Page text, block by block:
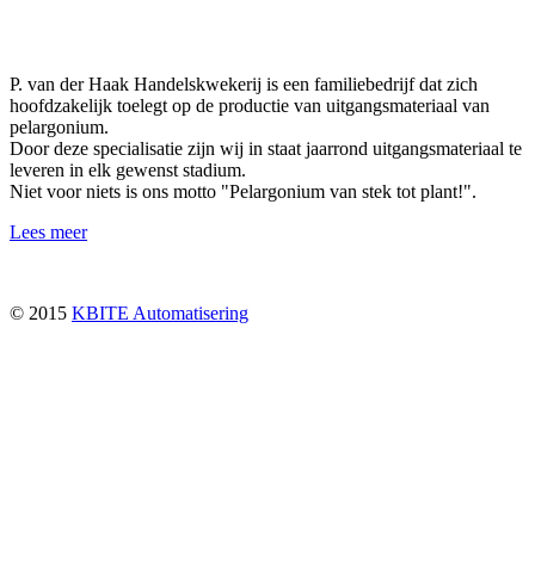
P. van der Haak Handelskwekerij is een familiebedrijf dat zich
hoofdzakelijk toelegt op de productie van uitgangsmateriaal van
pelargonium.
Door deze specialisatie zijn wij in staat jaarrond uitgangsmateriaal te
leveren in elk gewenst stadium.
Niet voor niets is ons motto "Pelargonium van stek tot plant!".
Lees meer
© 2015 KBITE Automatisering